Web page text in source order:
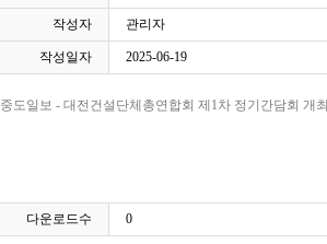
작성자 관리자
작성일자 2025-06-19
중도일보 - 대전건설단체총연합회 제1차 정기간담회 개최
다운로드수 0